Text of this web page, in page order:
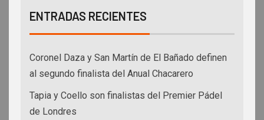
ENTRADAS RECIENTES
Coronel Daza y San Martín de El Bañado definen
al segundo finalista del Anual Chacarero
Tapia y Coello son finalistas del Premier Pádel
de Londres